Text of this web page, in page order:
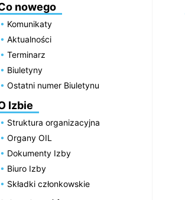
nowego
Komunikaty
Aktualności
Terminarz
Biuletyny
Ostatni numer Biuletynu
Izbie
Struktura organizacyjna
Organy OIL
Dokumenty Izby
Biuro Izby
Składki członkowskie